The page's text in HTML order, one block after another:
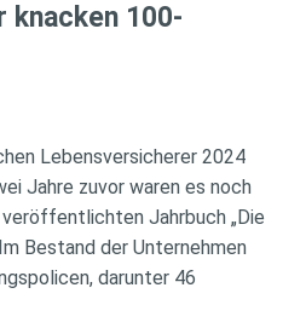
knacken 100-
Lebensversicherer 2024
Jahre zuvor waren es noch
Jahrbuch „Die
Bestand der Unternehmen
darunter 46